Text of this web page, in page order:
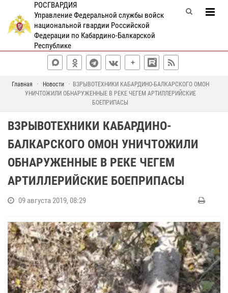
РОСГВАРДИЯ
Управление Федеральной службы войск
национальной гвардии Российской
Федерации по Кабардино-Балкарской
Республике
Главная Новости
ВЗРЫВОТЕХНИКИ КАБАРДИНО-БАЛКАРСКОГО ОМОН
УНИЧТОЖИЛИ ОБНАРУЖЕННЫЕ В РЕКЕ ЧЕГЕМ АРТИЛЛЕРИЙСКИЕ
БОЕПРИПАСЫ
ВЗРЫВОТЕХНИКИ КАБАРДИНО-
БАЛКАРСКОГО ОМОН УНИЧТОЖИЛИ
ОБНАРУЖЕННЫЕ В РЕКЕ ЧЕГЕМ
АРТИЛЛЕРИЙСКИЕ БОЕПРИПАСЫ
09 августа 2019, 08:29